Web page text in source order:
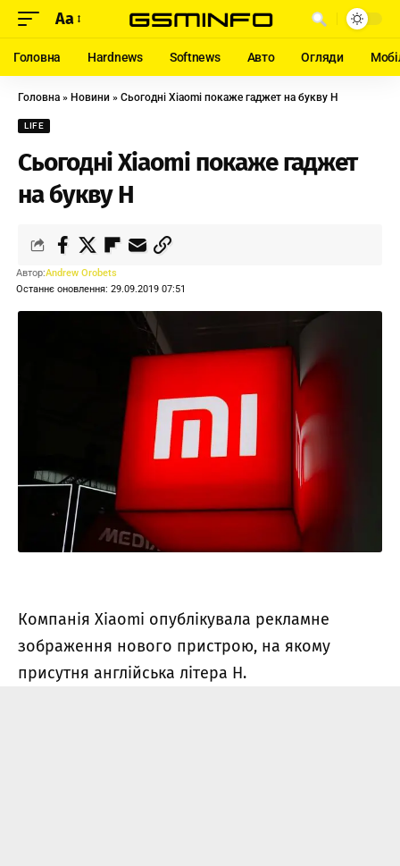
Aa
Головна Hardnews Softnews Авто Огляди
Головна » Новини » Сьогодні Xiaomi покаже гаджет на букву H
LIFE
Сьогодні Xiaomi покаже гаджет
на букву H
Останнє оновлення: 29.09.2019 07:51
Автор:Andrew Orobets
Компанія Xiaomi опублікувала рекламне
зображення нового пристрою, на якому
присутня англійська літера H.